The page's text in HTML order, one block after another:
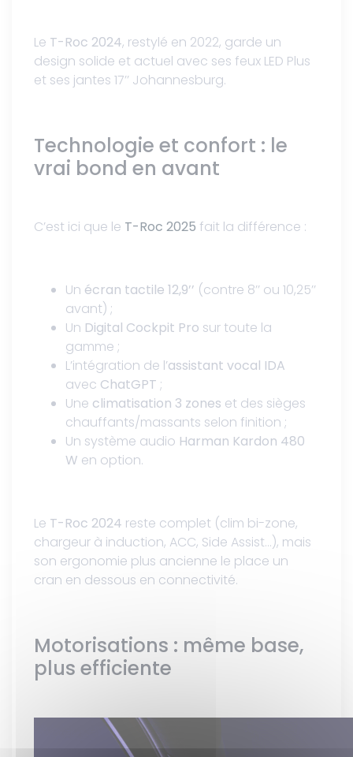
Le T-Roc 2024, restylé en 2022, garde un
design solide et actuel avec ses feux LED Plus
et ses jantes 17’’ Johannesburg.
Technologie et confort : le
vrai bond en avant
C’est ici que le T-Roc 2025 fait la différence :
Un écran tactile 12,9’’ (contre 8’’ ou 10,25’’
avant) ;
Un Digital Cockpit Pro sur toute la
gamme ;
L’intégration de l’assistant vocal IDA
avec ChatGPT ;
Une climatisation 3 zones et des sièges
chauffants/massants selon finition ;
Un système audio Harman Kardon 480
W en option.
Le T-Roc 2024 reste complet (clim bi-zone,
chargeur à induction, ACC, Side Assist…), mais
son ergonomie plus ancienne le place un
cran en dessous en connectivité.
Motorisations : même base,
plus efficiente